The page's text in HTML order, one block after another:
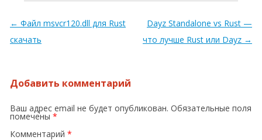
Навигация по записям
← Файл msvcr120.dll для Rust
скачать
Dayz Standalone vs Rust —
что лучше Rust или Dayz →
Добавить комментарий
Ваш адрес email не будет опубликован. Обязательные поля
помечены *
Комментарий *